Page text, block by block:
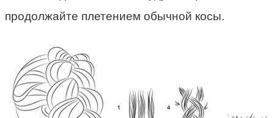
продолжайте плетением обычной косы.